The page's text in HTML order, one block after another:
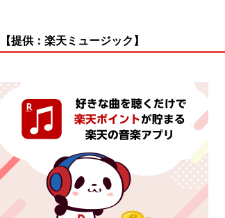
【提供：楽天ミュージック】